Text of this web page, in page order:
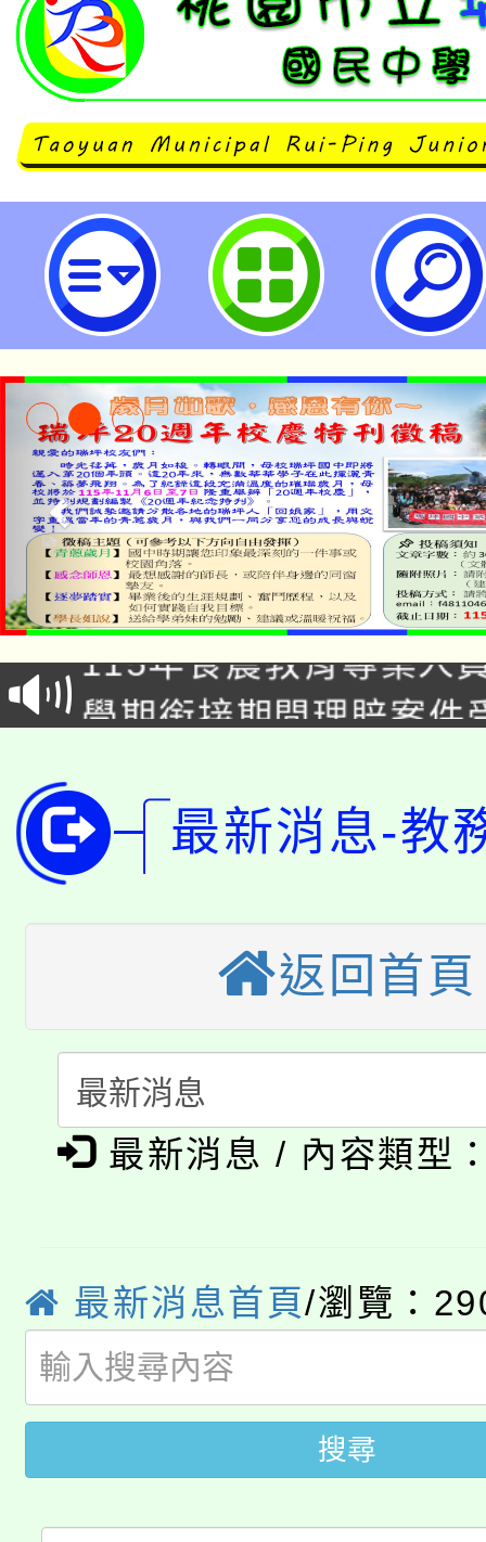
「114年度金融基礎教育成果發表
禮」-桃園市立瑞坪國民中學
淨零綠生活教案入校路
會
115年食農教育專業人
程
學期銜接期間理賠案件
版
公告本校115學年度第
代理(課)教師甄選結果(
「2026金融保險知識
車」活動
桃園市115學年度學生
生本土語及新住民語歌
公告本校115學年度第
代理(課)教師甄選結果(
公告本校115學年度第
代理(課)教師甄選結果(
轉知中國文化大學推廣
《TA101》溝通分析基
系所師生報名參加。
淨零綠生活教案入校路
學籍身 分審查程序及
版
淨零綠領人才培育課程
公告本校115學年度第
代理(課)教師甄選結果(
「2026金融保險知識
桃園市115學年度學生
生本土語及新住民語歌
最新消息-教
返回首頁
最新消息 / 內容類型
最新消息首頁/瀏覽：
搜尋